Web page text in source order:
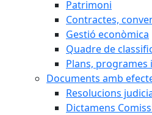
Patrimoni
Contractes,
Gestió econòmica
Quadre de
Plans, programes
Documents amb
Resolucions
Dictamens